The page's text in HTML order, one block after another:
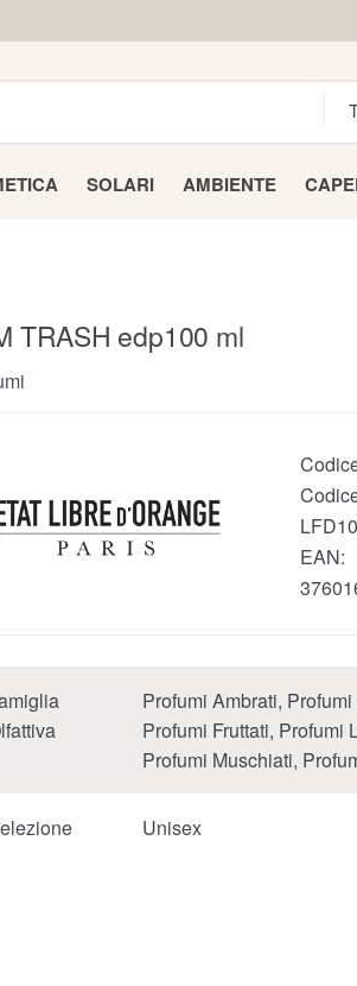
SOLARI AMBIENTE
TRASH edp100 ml
EAN:
Profumi Ambrati,
Profumi Fruttati, Profumi
Profumi Muschiati,
Unisex